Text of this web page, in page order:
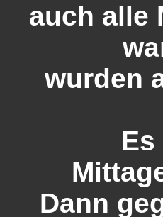
auch alle
wurden
Dann